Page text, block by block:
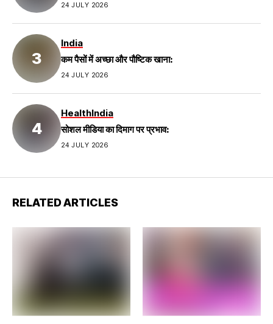
24 JULY 2026
India
कम पैसों में अच्छा और पौष्टिक खाना:
24 JULY 2026
HealthIndia
सोशल मीडिया का दिमाग पर प्रभाव:
24 JULY 2026
RELATED ARTICLES